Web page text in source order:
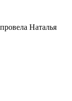
Наталья